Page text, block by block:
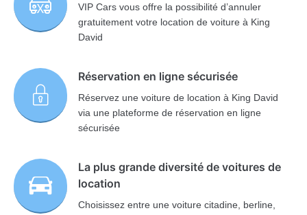
VIP Cars vous offre la possibilité d’annuler
gratuitement votre location de voiture à King
David
Réservation en ligne sécurisée
Réservez une voiture de location à King David
via une plateforme de réservation en ligne
sécurisée
La plus grande diversité de voitures de
location
Choisissez entre une voiture citadine, berline,